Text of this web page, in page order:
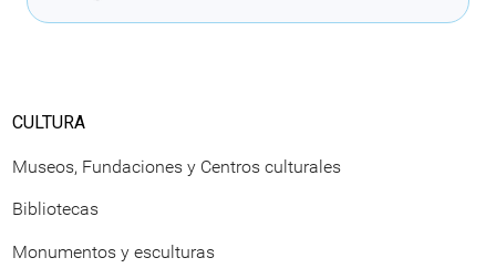
CULTURA
Museos, Fundaciones y Centros culturales
Bibliotecas
Monumentos y esculturas